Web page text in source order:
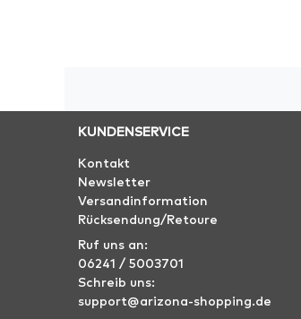
KUNDENSERVICE
Kontakt
Newsletter
Versandinformation
Rücksendung/Retoure
Ruf uns an:
06241 / 5003701
Schreib uns:
support@arizona-shopping.de